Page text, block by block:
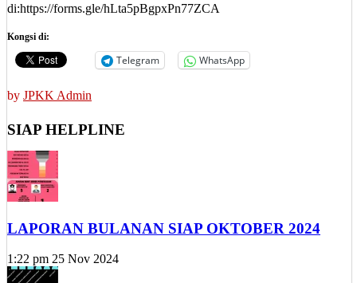
di:https://forms.gle/hLta5pBgpxPn77ZCA
Kongsi di:
Telegram WhatsApp
by JPKK Admin
SIAP HELPLINE
LAPORAN BULANAN SIAP OKTOBER 2024
1:22 pm 25 Nov 2024